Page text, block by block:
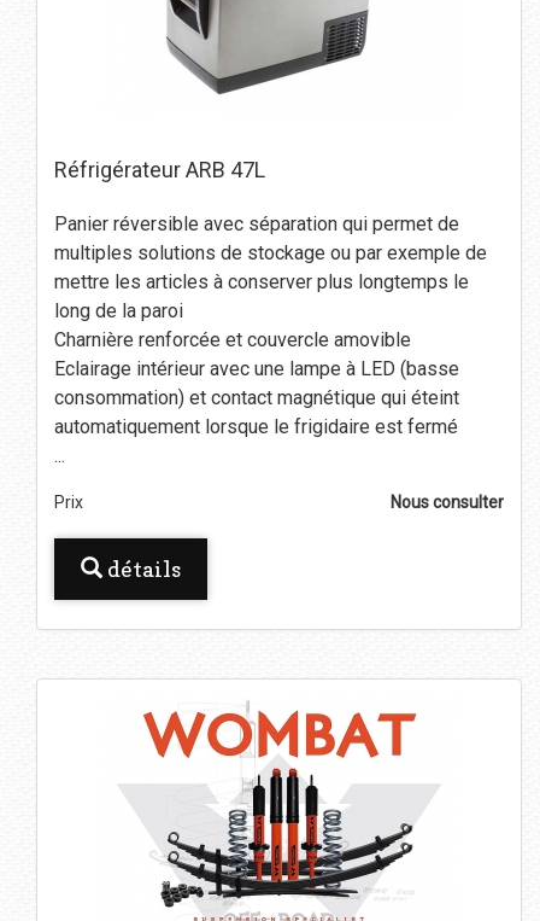
Réfrigérateur ARB 47L
Panier réversible avec séparation qui permet de
multiples solutions de stockage ou par exemple de
mettre les articles à conserver plus longtemps le
long de la paroi
Charnière renforcée et couvercle amovible
Eclairage intérieur avec une lampe à LED (basse
consommation) et contact magnétique qui éteint
automatiquement lorsque le frigidaire est fermé
...
Prix Nous consulter
détails